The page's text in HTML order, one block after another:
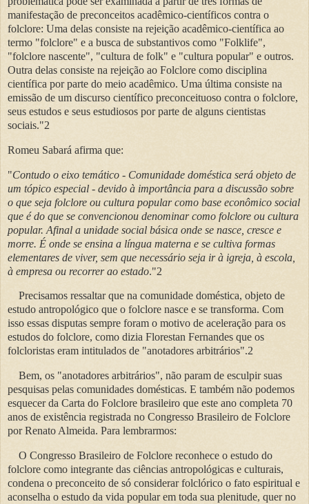
manifestação de preconceitos acadêmico-científicos contra o
folclore: Uma delas consiste na rejeição acadêmico-científica ao
termo "folclore" e a busca de substantivos como "Folklife",
"folclore nascente", "cultura de folk" e "cultura popular" e outros.
Outra delas consiste na rejeição ao Folclore como disciplina
científica por parte do meio acadêmico. Uma última consiste na
emissão de um discurso científico preconceituoso contra o folclore,
seus estudos e seus estudiosos por parte de alguns cientistas
sociais."2
Romeu Sabará afirma que:
"Contudo o eixo temático - Comunidade doméstica será objeto de
um tópico especial - devido à importância para a discussão sobre
o que seja folclore ou cultura popular como base econômico social
que é do que se convencionou denominar como folclore ou cultura
popular. Afinal a unidade social básica onde se nasce, cresce e
morre. É onde se ensina a língua materna e se cultiva formas
elementares de viver, sem que necessário seja ir à igreja, à escola,
à empresa ou recorrer ao estado."2
Precisamos ressaltar que na comunidade doméstica, objeto de
estudo antropológico que o folclore nasce e se transforma. Com
isso essas disputas sempre foram o motivo de aceleração para os
estudos do folclore, como dizia Florestan Fernandes que os
folcloristas eram intitulados de "anotadores arbitrários".2
Bem, os "anotadores arbitrários", não param de esculpir suas
pesquisas pelas comunidades domésticas. E também não podemos
esquecer da Carta do Folclore brasileiro que este ano completa 70
anos de existência registrada no Congresso Brasileiro de Folclore
por Renato Almeida. Para lembrarmos:
O Congresso Brasileiro de Folclore reconhece o estudo do
folclore como integrante das ciências antropológicas e culturais,
condena o preconceito de só considerar folclórico o fato espiritual e
aconselha o estudo da vida popular em toda sua plenitude, quer no